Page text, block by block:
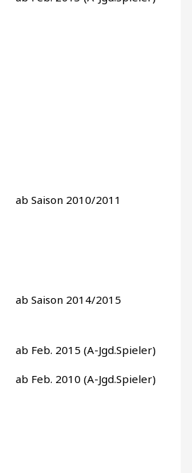
ab Saison 2010/2011
ab Saison 2014/2015
ab Feb. 2015 (A-Jgd.Spieler)
ab Feb. 2010 (A-Jgd.Spieler)